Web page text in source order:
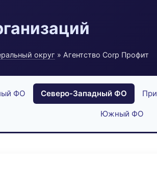
округ » Агентство Corp Профит
ФО Северо-Западный ФО
Южный ФО